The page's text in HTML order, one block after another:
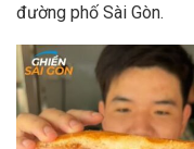
đường phố Sài Gòn.